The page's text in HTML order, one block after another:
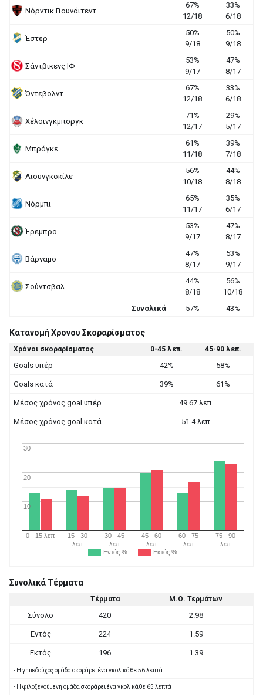
Νόρντικ Γιουνάιτεντ
67%
12/18
33%
6/18
Έστερ
50%
9/18
50%
9/18
Σάντβικενς ΙΦ
53%
9/17
47%
8/17
Όντεβολντ
67%
12/18
33%
6/18
Χέλσινγκμποργκ
71%
12/17
29%
5/17
Μπράγκε
61%
11/18
39%
7/18
Λιουνγκσκίλε
56%
10/18
44%
8/18
Νόρμπι
65%
11/17
35%
6/17
Έρεμπρο
53%
9/17
47%
8/17
Βάρναμο
47%
8/17
53%
9/17
Σούντσβαλ
44%
8/18
56%
10/18
Συνολικά
57% 43%
Κατανομή Χρονου Σκοραρίσματος
Χρόνοι σκοραρίσματος 0-45 λεπ. 45-90 λεπ.
Goals υπέρ 42% 58%
Goals κατά 39% 61%
Μέσος χρόνος goal υπέρ 49.67 λεπ.
Μέσος χρόνος goal κατά 51.4 λεπ.
Εντός % Εκτός %
0 - 15 λεπ
15 - 30
λεπ
30 - 45
λεπ
45 - 60
λεπ
60 - 75
λεπ
75 - 90
λεπ
10
20
30
Συνολικά Τέρματα
Τέρματα Μ.Ο. Τερμάτων
Σύνολο 420 2.98
Εντός 224 1.59
Εκτός 196 1.39
- Η γηπεδούχος ομάδα σκοράρει ένα γκολ κάθε 56 λεπτά
- Η φιλοξενούμενη ομάδα σκοράρει ένα γκολ κάθε 65 λεπτά